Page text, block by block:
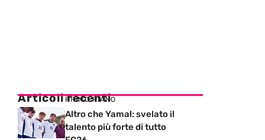
Articoli recenti
PRIMO PIANO
Altro che Yamal: svelato il
talento più forte di tutto